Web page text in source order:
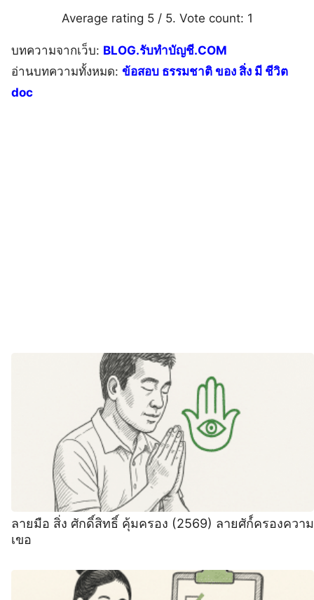
Average rating 5/ 5. Vote count: 1
บทความจากเว็บ: BLOG.รับทำบัญชี.COM
อ่านบทความทั้งหมด: ข้อสอบ ธรรมชาติ ของ สิ่ง มี ชีวิต
doc
ลายมือ สิ่ง ศักดิ์สิทธิ์ คุ้มครอง (2569) ลายศัก์์ครองความ
เขอ